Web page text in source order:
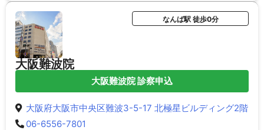
大阪難波院
なんば駅 徒歩0分
大阪難波院 診察申込
大阪府大阪市中央区難波3-5-17 北極星ビルディング2階
06-6556-7801